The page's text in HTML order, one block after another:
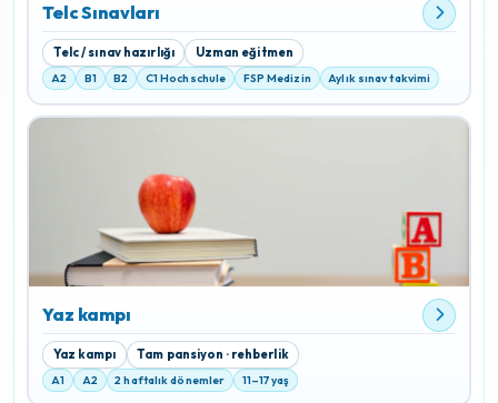
Telc Sınavları
Telc / sınav hazırlığı Uzman eğitmen
A2 B1 B2 C1 Hochschule FSP Medizin Aylık sınav takvimi
Yaz kampı
Yaz kampı Tam pansiyon · rehberlik
A1 A2 2 haftalık dönemler 11–17 yaş